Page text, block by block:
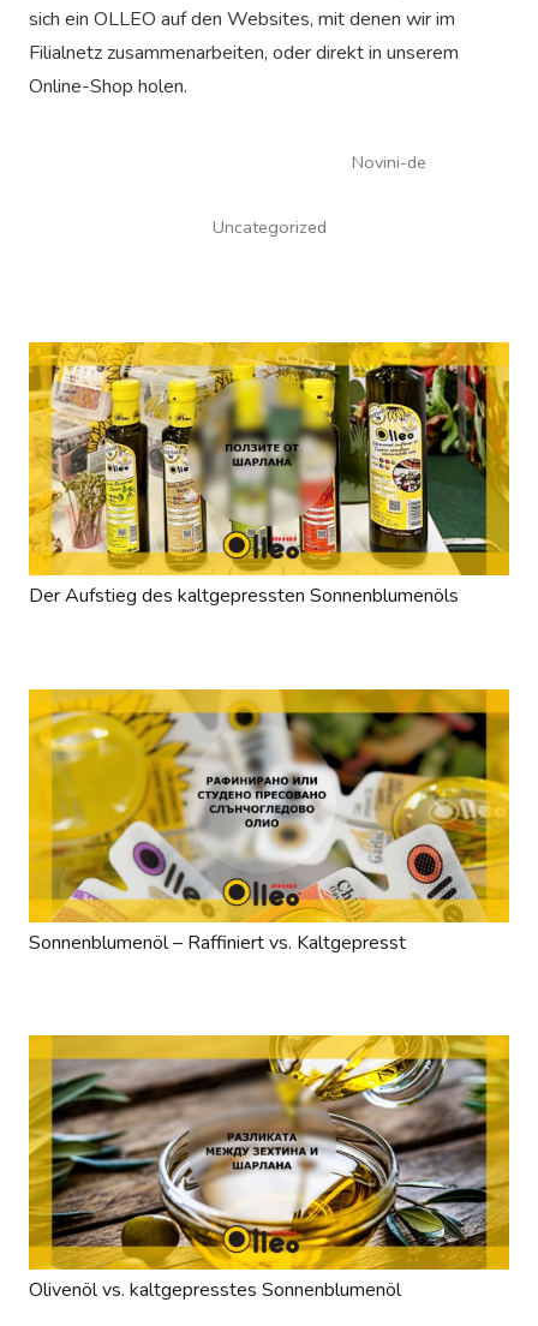
sich ein OLLEO auf den Websites, mit denen wir im
Filialnetz zusammenarbeiten, oder direkt in unserem
Online-Shop holen.
Novini-de
Uncategorized
Der Aufstieg des kaltgepressten Sonnenblumenöls
Sonnenblumenöl – Raffiniert vs. Kaltgepresst
Olivenöl vs. kaltgepresstes Sonnenblumenöl